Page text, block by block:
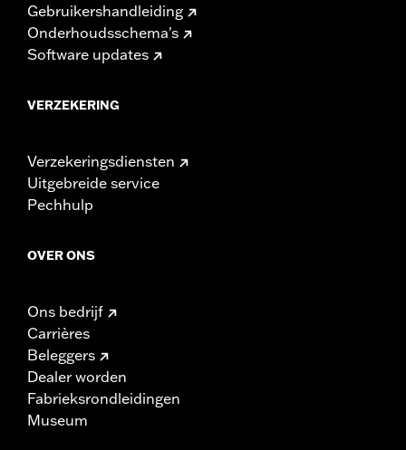
Gebruikershandleiding
Onderhoudsschema's
Software updates
VERZEKERING
Verzekeringsdiensten
Uitgebreide service
Pechhulp
OVER ONS
Ons bedrijf
Carrières
Beleggers
Dealer worden
Fabrieksrondleidingen
Museum